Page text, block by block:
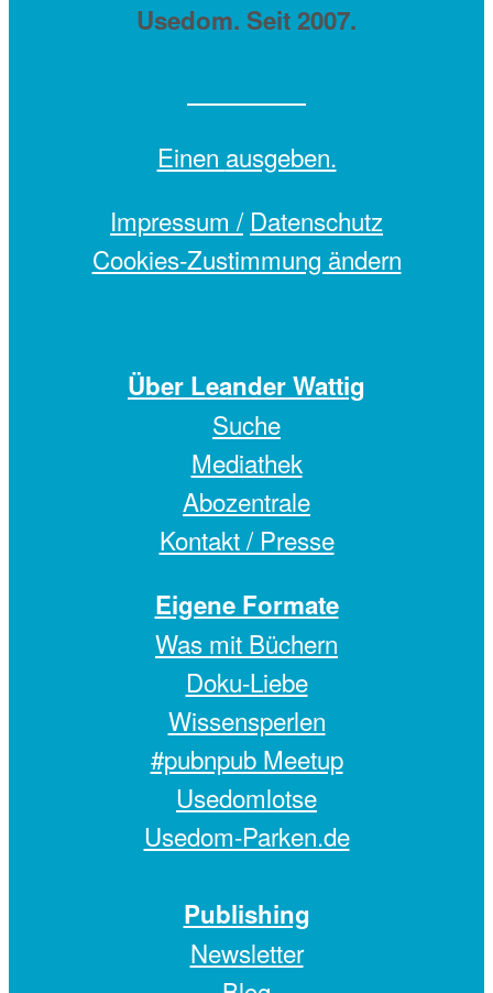
Usedom. Seit 2007.
Einen ausgeben.
Impressum / Datenschutz
Cookies-Zustimmung ändern
Über Leander Wattig
Suche
Mediathek
Abozentrale
Kontakt / Presse
Eigene Formate
Was mit Büchern
Doku-Liebe
Wissensperlen
#pubnpub Meetup
Usedomlotse
Usedom-Parken.de
Publishing
Newsletter